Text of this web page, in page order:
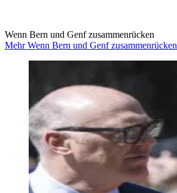
Wenn Bern und Genf zusammenrücken
Mehr Wenn Bern und Genf zusammenrücken